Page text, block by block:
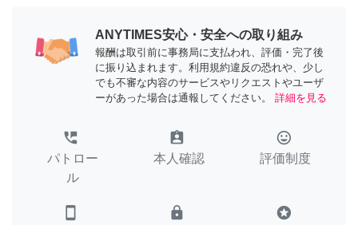
ANYTIMES安心・安全への取り組み
報酬は取引前に事務局に支払われ、評価・完了後
に振り込まれます。利用規約違反の恐れや、少し
でも不審な内容のサービスやリクエストやユーザ
ーがあった場合は通報してください。
詳細を見る
perm_phone_msg
パトロー
ル
assignment_ind
本人確認
tag_faces
評価制度
smartphone lock stars